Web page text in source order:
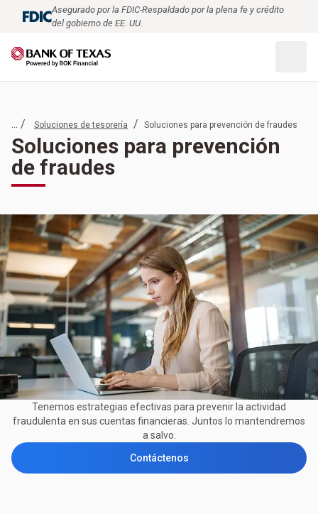
Asegurado por la FDIC-Respaldado por la plena fe y crédito
del gobierno de EE. UU.
... / Soluciones de tesorería / Soluciones para prevención de fraudes
Soluciones para prevención
de fraudes
Tenemos estrategias efectivas para prevenir la actividad
fraudulenta en sus cuentas financieras. Juntos lo mantendremos
a salvo.
Contáctenos